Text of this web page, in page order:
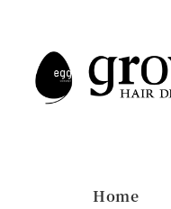
Home